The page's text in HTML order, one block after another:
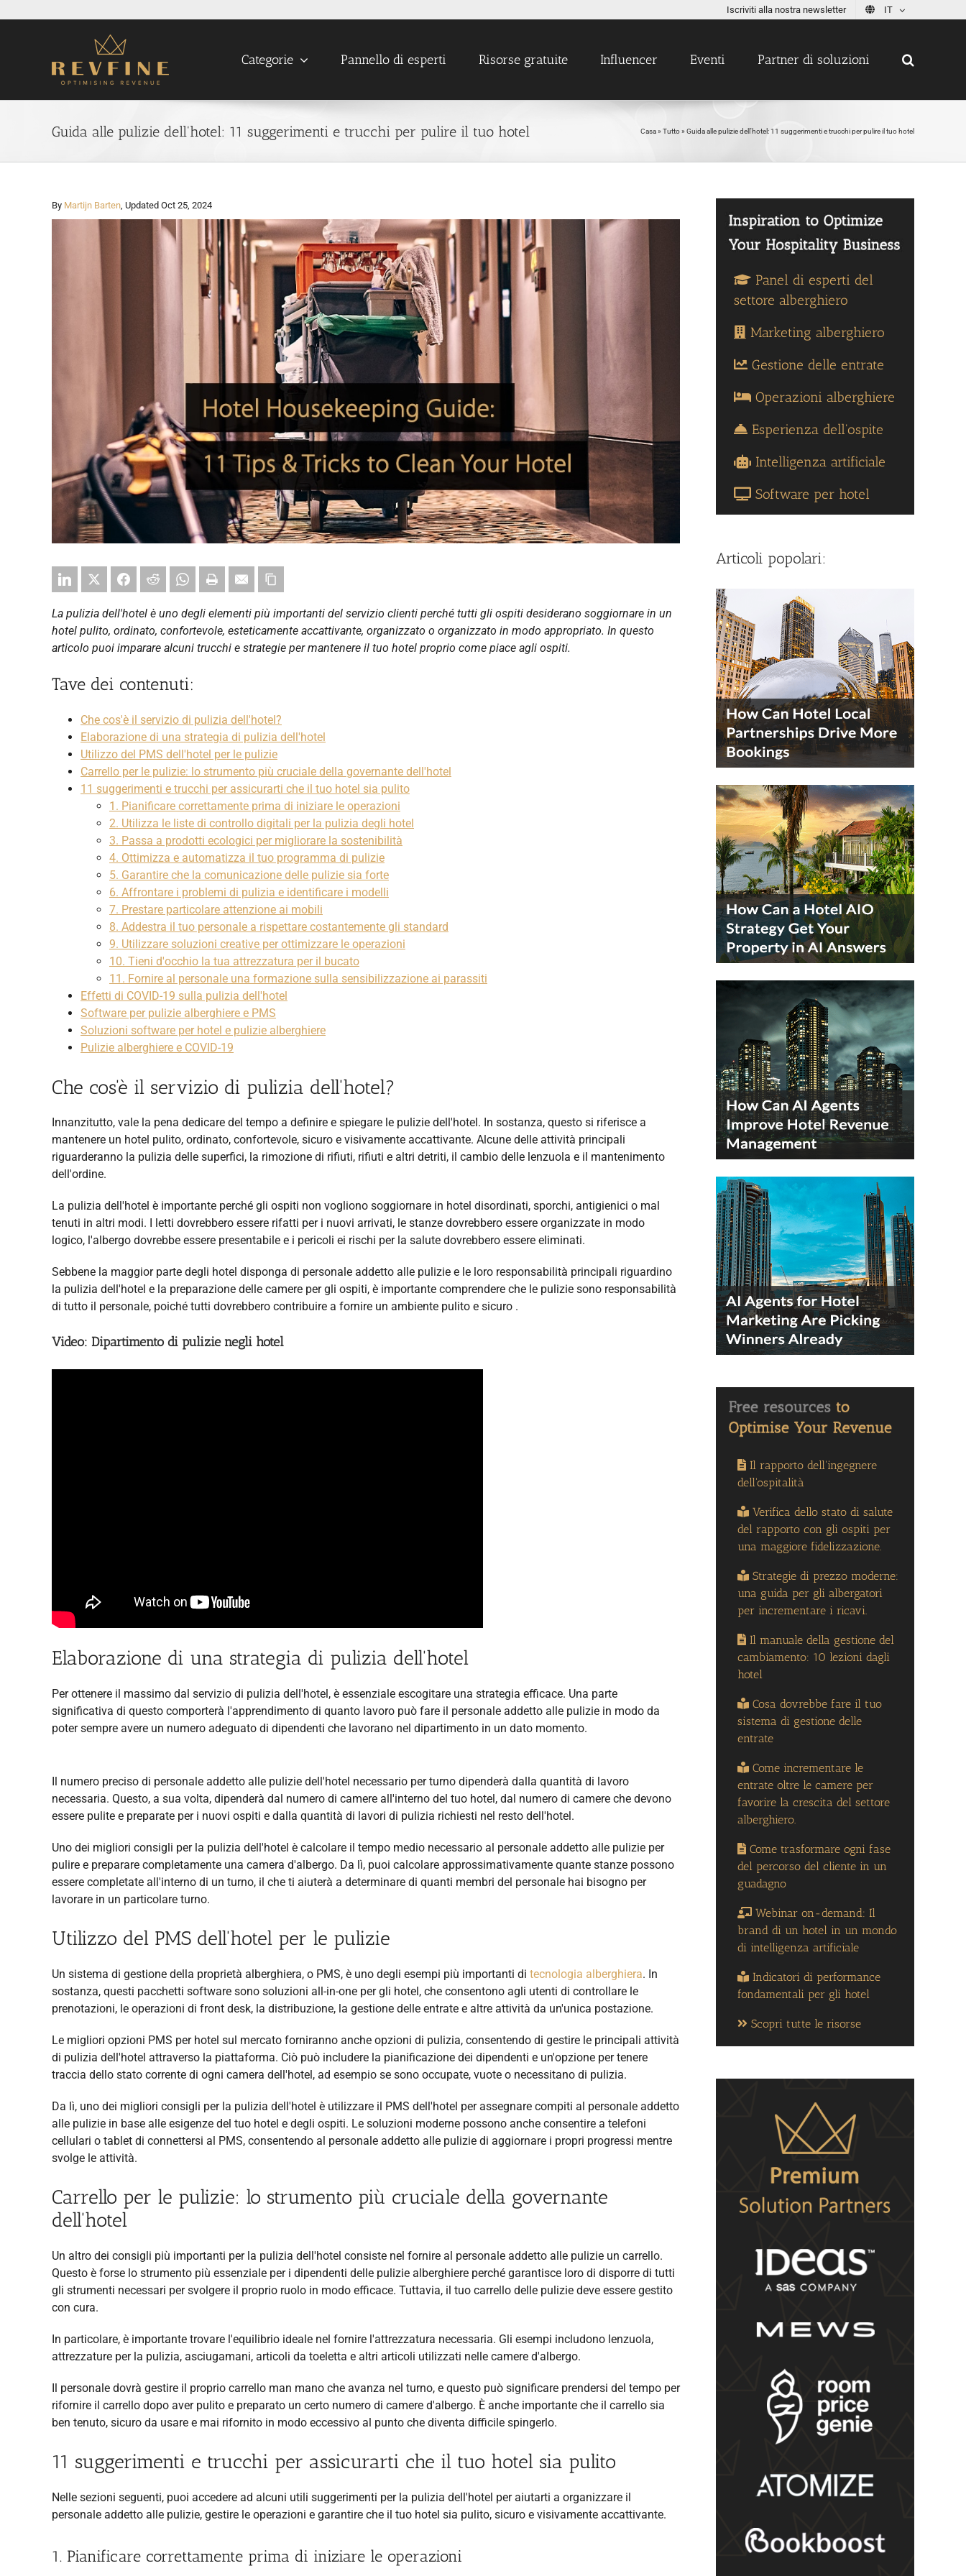
Iscriviti alla nostra newsletter IT
Categorie Pannello di esperti Risorse gratuite Influencer Eventi Partner di soluzioni
Guida alle pulizie dell'hotel: 11 suggerimenti e trucchi per pulire il tuo hotel Casa»Tutto» Guida alle pulizie dell'hotel: 11 suggerimenti e trucchi per pulire il tuo hotel
By Martijn Barten, Updated Oct 25, 2024
La pulizia dell'hotel è uno degli elementi più importanti del servizio clienti perché tutti gli ospiti desiderano soggiornare in un
hotel pulito, ordinato, confortevole, esteticamente accattivante, organizzato o organizzato in modo appropriato. In questo
articolo puoi imparare alcuni trucchi e strategie per mantenere il tuo hotel proprio come piace agli ospiti.
Tave dei contenuti:
Che cos'è il servizio di pulizia dell'hotel?
Elaborazione di una strategia di pulizia dell'hotel
Utilizzo del PMS dell'hotel per le pulizie
Carrello per le pulizie: lo strumento più cruciale della governante dell'hotel
11 suggerimenti e trucchi per assicurarti che il tuo hotel sia pulito
1. Pianificare correttamente prima di iniziare le operazioni
2. Utilizza le liste di controllo digitali per la pulizia degli hotel
3. Passa a prodotti ecologici per migliorare la sostenibilità
4. Ottimizza e automatizza il tuo programma di pulizie
5. Garantire che la comunicazione delle pulizie sia forte
6. Affrontare i problemi di pulizia e identificare i modelli
7. Prestare particolare attenzione ai mobili
8. Addestra il tuo personale a rispettare costantemente gli standard
9. Utilizzare soluzioni creative per ottimizzare le operazioni
10. Tieni d'occhio la tua attrezzatura per il bucato
11. Fornire al personale una formazione sulla sensibilizzazione ai parassiti
Effetti di COVID-19 sulla pulizia dell'hotel
Software per pulizie alberghiere e PMS
Soluzioni software per hotel e pulizie alberghiere
Pulizie alberghiere e COVID-19
Che cos'è il servizio di pulizia dell'hotel?
Innanzitutto, vale la pena dedicare del tempo a definire e spiegare le pulizie dell'hotel. In sostanza, questo si riferisce a
mantenere un hotel pulito, ordinato, confortevole, sicuro e visivamente accattivante. Alcune delle attività principali
riguarderanno la pulizia delle superfici, la rimozione di rifiuti, rifiuti e altri detriti, il cambio delle lenzuola e il mantenimento
dell'ordine.
La pulizia dell'hotel è importante perché gli ospiti non vogliono soggiornare in hotel disordinati, sporchi, antigienici o mal
tenuti in altri modi. I letti dovrebbero essere rifatti per i nuovi arrivati, le stanze dovrebbero essere organizzate in modo
logico, l'albergo dovrebbe essere presentabile e i pericoli ei rischi per la salute dovrebbero essere eliminati.
Sebbene la maggior parte degli hotel disponga di personale addetto alle pulizie e le loro responsabilità principali riguardino
la pulizia dell'hotel e la preparazione delle camere per gli ospiti, è importante comprendere che le pulizie sono responsabilità
di tutto il personale, poiché tutti dovrebbero contribuire a fornire un ambiente pulito e sicuro .
Video: Dipartimento di pulizie negli hotel
Elaborazione di una strategia di pulizia dell'hotel
Per ottenere il massimo dal servizio di pulizia dell'hotel, è essenziale escogitare una strategia efficace. Una parte
significativa di questo comporterà l'apprendimento di quanto lavoro può fare il personale addetto alle pulizie in modo da
poter sempre avere un numero adeguato di dipendenti che lavorano nel dipartimento in un dato momento.
Il numero preciso di personale addetto alle pulizie dell'hotel necessario per turno dipenderà dalla quantità di lavoro
necessaria. Questo, a sua volta, dipenderà dal numero di camere all'interno del tuo hotel, dal numero di camere che devono
essere pulite e preparate per i nuovi ospiti e dalla quantità di lavori di pulizia richiesti nel resto dell'hotel.
Uno dei migliori consigli per la pulizia dell'hotel è calcolare il tempo medio necessario al personale addetto alle pulizie per
pulire e preparare completamente una camera d'albergo. Da lì, puoi calcolare approssimativamente quante stanze possono
essere completate all'interno di un turno, il che ti aiuterà a determinare di quanti membri del personale hai bisogno per
lavorare in un particolare turno.
Utilizzo del PMS dell'hotel per le pulizie
Un sistema di gestione della proprietà alberghiera, o PMS, è uno degli esempi più importanti di tecnologia alberghiera. In
sostanza, questi pacchetti software sono soluzioni all-in-one per gli hotel, che consentono agli utenti di controllare le
prenotazioni, le operazioni di front desk, la distribuzione, la gestione delle entrate e altre attività da un'unica postazione.
Le migliori opzioni PMS per hotel sul mercato forniranno anche opzioni di pulizia, consentendo di gestire le principali attività
di pulizia dell'hotel attraverso la piattaforma. Ciò può includere la pianificazione dei dipendenti e un'opzione per tenere
traccia dello stato corrente di ogni camera dell'hotel, ad esempio se sono occupate, vuote o necessitano di pulizia.
Da lì, uno dei migliori consigli per la pulizia dell'hotel è utilizzare il PMS dell'hotel per assegnare compiti al personale addetto
alle pulizie in base alle esigenze del tuo hotel e degli ospiti. Le soluzioni moderne possono anche consentire a telefoni
cellulari o tablet di connettersi al PMS, consentendo al personale addetto alle pulizie di aggiornare i propri progressi mentre
svolge le attività.
Carrello per le pulizie: lo strumento più cruciale della governante
dell'hotel
Un altro dei consigli più importanti per la pulizia dell'hotel consiste nel fornire al personale addetto alle pulizie un carrello.
Questo è forse lo strumento più essenziale per i dipendenti delle pulizie alberghiere perché garantisce loro di disporre di tutti
gli strumenti necessari per svolgere il proprio ruolo in modo efficace. Tuttavia, il tuo carrello delle pulizie deve essere gestito
con cura.
In particolare, è importante trovare l'equilibrio ideale nel fornire l'attrezzatura necessaria. Gli esempi includono lenzuola,
attrezzature per la pulizia, asciugamani, articoli da toeletta e altri articoli utilizzati nelle camere d'albergo.
Il personale dovrà gestire il proprio carrello man mano che avanza nel turno, e questo può significare prendersi del tempo per
rifornire il carrello dopo aver pulito e preparato un certo numero di camere d'albergo. È anche importante che il carrello sia
ben tenuto, sicuro da usare e mai rifornito in modo eccessivo al punto che diventa difficile spingerlo.
11 suggerimenti e trucchi per assicurarti che il tuo hotel sia pulito
Nelle sezioni seguenti, puoi accedere ad alcuni utili suggerimenti per la pulizia dell'hotel per aiutarti a organizzare il
personale addetto alle pulizie, gestire le operazioni e garantire che il tuo hotel sia pulito, sicuro e visivamente accattivante.
1. Pianificare correttamente prima di iniziare le operazioni
Panel di esperti del
settore alberghiero
Marketing alberghiero
Gestione delle entrate
Operazioni alberghiere
Esperienza dell'ospite
Intelligenza artificiale
Software per hotel
Articoli popolari:
Il rapporto dell'ingegnere
dell'ospitalità
Verifica dello stato di salute
del rapporto con gli ospiti per
una maggiore fidelizzazione.
Strategie di prezzo moderne:
una guida per gli albergatori
per incrementare i ricavi.
Il manuale della gestione del
cambiamento: 10 lezioni dagli
hotel
Cosa dovrebbe fare il tuo
sistema di gestione delle
entrate
Come incrementare le
entrate oltre le camere per
favorire la crescita del settore
alberghiero.
Come trasformare ogni fase
del percorso del cliente in un
guadagno
Webinar on-demand: Il
brand di un hotel in un mondo
di intelligenza artificiale
Indicatori di performance
fondamentali per gli hotel
Scopri tutte le risorse